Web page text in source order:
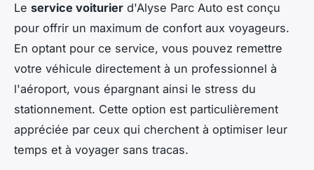
Le service voiturier d'Alyse Parc Auto est conçu
pour offrir un maximum de confort aux voyageurs.
En optant pour ce service, vous pouvez remettre
votre véhicule directement à un professionnel à
l'aéroport, vous épargnant ainsi le stress du
stationnement. Cette option est particulièrement
appréciée par ceux qui cherchent à optimiser leur
temps et à voyager sans tracas.